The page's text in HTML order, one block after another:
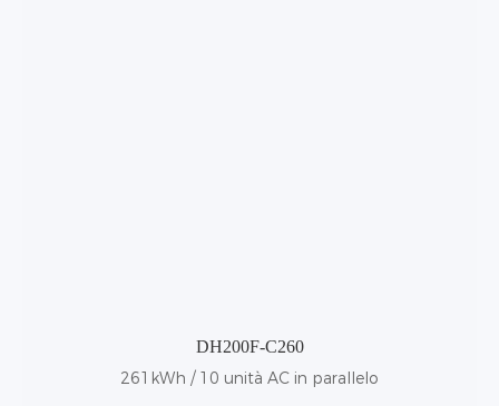
DH200F-C260
261kWh / 10 unità AC in parallelo